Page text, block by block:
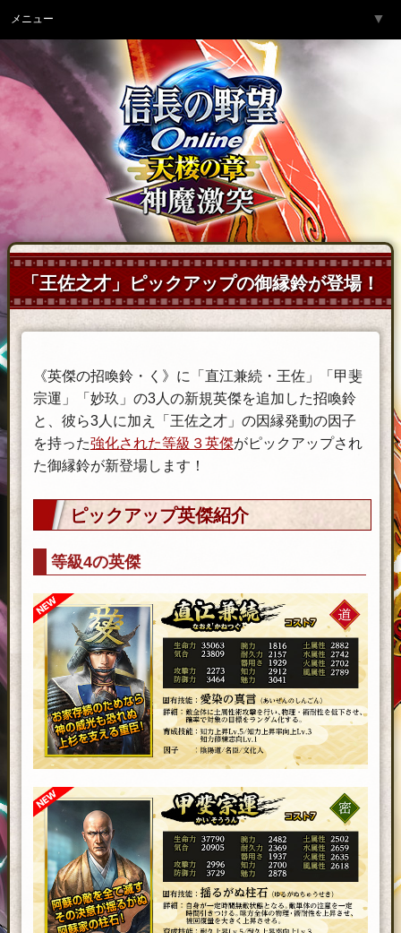
メニュー ▼
トップページ
ゲーム紹介
サービス
コミュニティ
ネットカフェ ▼
「王佐之才」ピックアップの御縁鈴が登場！
《英傑の招喚鈴・く》に「直江兼続・王佐」「甲斐
宗運」「妙玖」の3人の新規英傑を追加した招喚鈴
と、彼ら3人に加え「王佐之才」の因縁発動の因子
を持った強化された等級３英傑がピックアップされ
た御縁鈴が新登場します！
ピックアップ英傑紹介
等級4の英傑